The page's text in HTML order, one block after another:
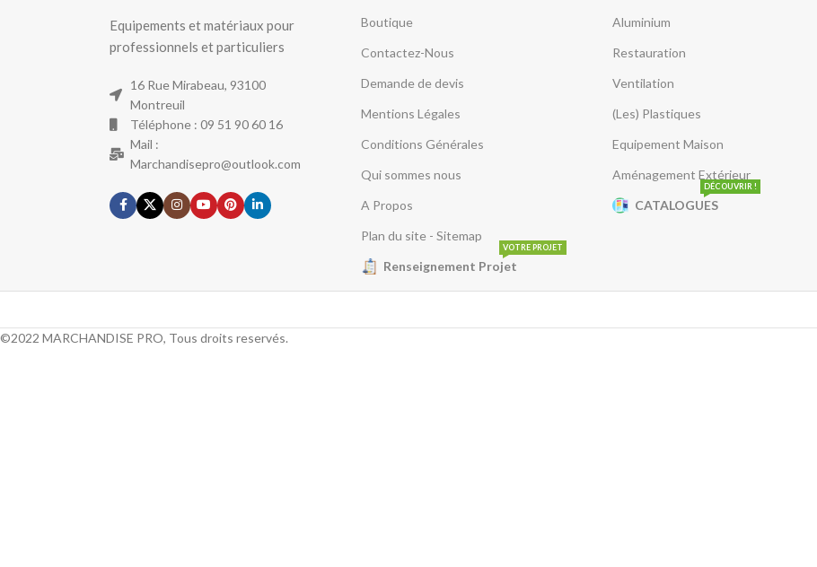
Equipements et matériaux pour
professionnels et particuliers
16 Rue Mirabeau, 93100
Montreuil
Téléphone : 09 51 90 60 16
Mail :
Marchandisepro@outlook.com
Boutique
Contactez-Nous
Demande de devis
Mentions Légales
Conditions Générales
Qui sommes nous
A Propos
Plan du site - Sitemap
Renseignement Projet
VOTRE PROJET
Aluminium
Restauration
Ventilation
(Les) Plastiques
Equipement Maison
Aménagement Extérieur
CATALOGUES
DÉCOUVRIR !
©2022 MARCHANDISE PRO, Tous droits reservés.